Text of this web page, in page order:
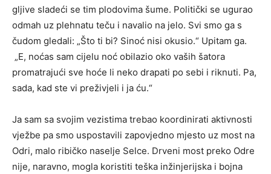
gljive sladeći se tim plodovima šume. Politički se ugurao
odmah uz plehnatu teču i navalio na jelo. Svi smo ga s
čudom gledali: „Što ti bi? Sinoć nisi okusio.“ Upitam ga.
„E, noćas sam cijelu noć obilazio oko vaših šatora
promatrajući sve hoće li neko drapati po sebi i riknuti. Pa,
sada, kad ste vi preživjeli i ja ću.“
Ja sam sa svojim vezistima trebao koordinirati aktivnosti
vježbe pa smo uspostavili zapovjedno mjesto uz most na
Odri, malo ribičko naselje Selce. Drveni most preko Odre
nije, naravno, mogla koristiti teška inžinjerijska i bojna